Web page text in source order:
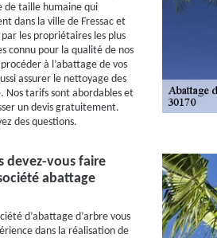
de taille humaine qui
dans la ville de Fressac et
les propriétaires les plus
connu pour la qualité de nos
à l’abattage de vos
assurer le nettoyage des
Nos tarifs sont abordables et
un devis gratuitement.
des questions.
devez-vous faire
abattage
d’abattage d’arbre vous
dans la réalisation de